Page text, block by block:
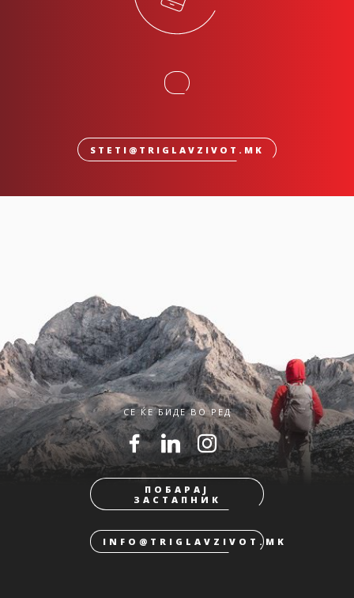
STETI@TRIGLAVZIVOT.MK
СЕ ЌЕ БИДЕ ВО РЕД
ПОБАРАЈ
ЗАСТАПНИК
INFO@TRIGLAVZIVOT.MK